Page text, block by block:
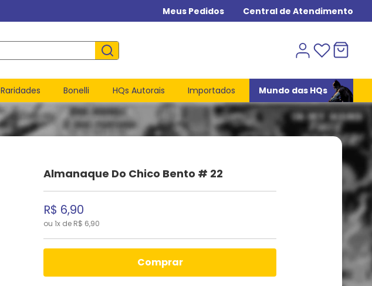
Meus Pedidos Central de Atendimento
Raridades Bonelli HQs Autorais Importados Mundo das HQs
Almanaque Do Chico Bento # 22
R$ 6,90
ou 1x de R$ 6,90
comprar